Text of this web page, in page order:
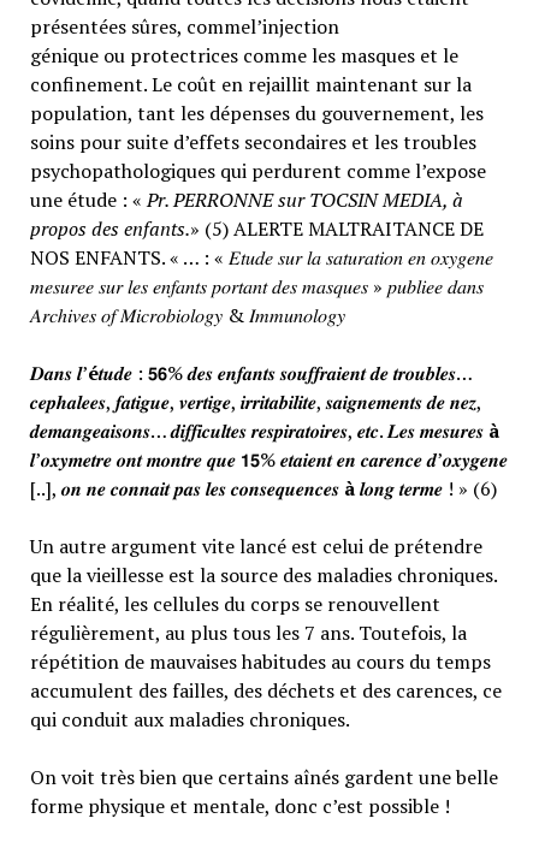
présentées sûres, commel’injection
génique ou protectrices comme les masques et le
confinement. Le coût en rejaillit maintenant sur la
population, tant les dépenses du gouvernement, les
soins pour suite d’effets secondaires et les troubles
psychopathologiques qui perdurent comme l’expose
une étude : «Pr. PERRONNE sur TOCSIN MEDIA, à
propos des enfants.» (5) ALERTE MALTRAITANCE DE
NOS ENFANTS. « … : « 𝐸𝑡𝑢𝑑𝑒 𝑠𝑢𝑟 𝑙𝑎 𝑠𝑎𝑡𝑢𝑟𝑎𝑡𝑖𝑜𝑛 𝑒𝑛 𝑜𝑥𝑦𝑔𝑒𝑛𝑒
𝑚𝑒𝑠𝑢𝑟𝑒𝑒 𝑠𝑢𝑟 𝑙𝑒𝑠 𝑒𝑛𝑓𝑎𝑛𝑡𝑠 𝑝𝑜𝑟𝑡𝑎𝑛𝑡 𝑑𝑒𝑠 𝑚𝑎𝑠𝑞𝑢𝑒𝑠 » 𝑝𝑢𝑏𝑙𝑖𝑒𝑒 𝑑𝑎𝑛𝑠
𝐴𝑟𝑐ℎ𝑖𝑣𝑒𝑠 𝑜𝑓 𝑀𝑖𝑐𝑟𝑜𝑏𝑖𝑜𝑙𝑜𝑔𝑦 & 𝐼𝑚𝑚𝑢𝑛𝑜𝑙𝑜𝑔𝑦
𝑫𝒂𝒏𝒔 𝒍’é𝒕𝒖𝒅𝒆 : 𝟱𝟲% 𝒅𝒆𝒔 𝒆𝒏𝒇𝒂𝒏𝒕𝒔 𝒔𝒐𝒖𝒇𝒇𝒓𝒂𝒊𝒆𝒏𝒕 𝒅𝒆 𝒕𝒓𝒐𝒖𝒃𝒍𝒆𝒔…
𝒄𝒆𝒑𝒉𝒂𝒍𝒆𝒆𝒔, 𝒇𝒂𝒕𝒊𝒈𝒖𝒆, 𝒗𝒆𝒓𝒕𝒊𝒈𝒆, 𝒊𝒓𝒓𝒊𝒕𝒂𝒃𝒊𝒍𝒊𝒕𝒆, 𝒔𝒂𝒊𝒈𝒏𝒆𝒎𝒆𝒏𝒕𝒔 𝒅𝒆 𝒏𝒆𝒛,
𝒅𝒆𝒎𝒂𝒏𝒈𝒆𝒂𝒊𝒔𝒐𝒏𝒔… 𝒅𝒊𝒇𝒇𝒊𝒄𝒖𝒍𝒕𝒆𝒔 𝒓𝒆𝒔𝒑𝒊𝒓𝒂𝒕𝒐𝒊𝒓𝒆𝒔, 𝒆𝒕𝒄. 𝑳𝒆𝒔 𝒎𝒆𝒔𝒖𝒓𝒆𝒔 à
𝒍’𝒐𝒙𝒚𝒎𝒆𝒕𝒓𝒆 𝒐𝒏𝒕 𝒎𝒐𝒏𝒕𝒓𝒆 𝒒𝒖𝒆 𝟭𝟱% 𝒆𝒕𝒂𝒊𝒆𝒏𝒕 𝒆𝒏 𝒄𝒂𝒓𝒆𝒏𝒄𝒆 𝒅’𝒐𝒙𝒚𝒈𝒆𝒏𝒆
[..], 𝒐𝒏 𝒏𝒆 𝒄𝒐𝒏𝒏𝒂𝒊𝒕 𝒑𝒂𝒔 𝒍𝒆𝒔 𝒄𝒐𝒏𝒔𝒆𝒒𝒖𝒆𝒏𝒄𝒆𝒔 à𝒍𝒐𝒏𝒈 𝒕𝒆𝒓𝒎𝒆 ! » (6)
Un autre argument vite lancé est celui de prétendre
que la vieillesse est la source des maladies chroniques.
En réalité, les cellules du corps se renouvellent
régulièrement, au plus tous les 7 ans. Toutefois, la
répétition de mauvaises habitudes au cours du temps
accumulent des failles, des déchets et des carences, ce
qui conduit aux maladies chroniques.
On voit très bien que certains aînés gardent une belle
forme physique et mentale, donc c’est possible !